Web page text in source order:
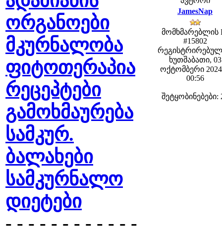
ორგანოები
მკურნალობა
ფიტოთერაპია
რეცეპტები
გამოხმაურება
სამკურ.
ბალახები
სამკურნალო
დიეტები
- - - - - - - - - - - -
JamesNap
მომხმარებლის
#15802
ხუთშაბათი, 03
ოქტომბერი
00:56
შეტყობინებები: